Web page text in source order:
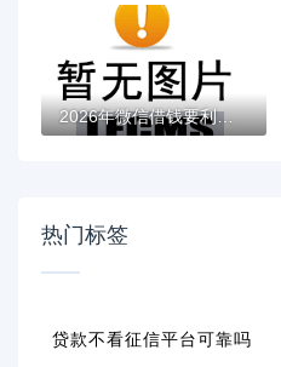
2026年微信借钱要利息，超热门的10个无视黑...
热门标签
贷款不看征信平台可靠吗